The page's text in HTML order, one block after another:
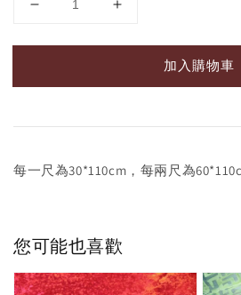
加入購物車
每一尺為30*110cm，每兩尺為
您可能也喜歡